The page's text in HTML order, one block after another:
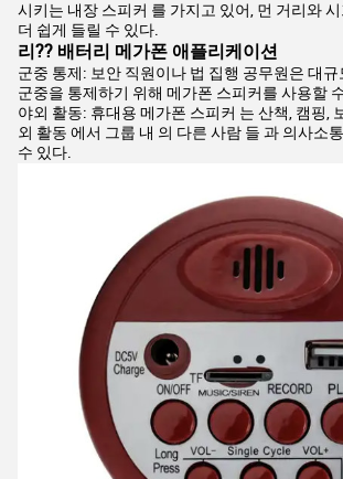
시키는 내장 스피커 를 가지고 있어, 먼 거리와
더 쉽게 들릴 수 있다.
리?? 배터리 메가폰 애플리케이션
군중 통제: 보안 직원이나 법 집행 공무원은 대
군중을 통제하기 위해 메가폰 스피커를 사용할
야외 활동: 휴대용 메가폰 스피커 는 산책, 캠핑,
외 활동 에서 그룹 내 의 다른 사람 들 과 의사소
수 있다.